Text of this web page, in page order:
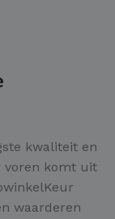
kwaliteit en
voren komt uit
waarderen